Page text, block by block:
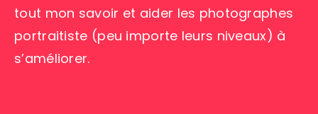
tout mon savoir et aider les photographes
portraitiste (peu importe leurs niveaux) à
s’améliorer.